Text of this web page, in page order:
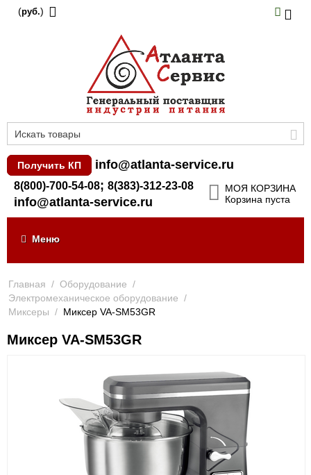
(руб.)
Получить КП info@atlanta-service.ru
8(800)-700-54-08; 8(383)-312-23-08
info@atlanta-service.ru
МОЯ КОРЗИНА
Корзина пуста
Меню
Главная / Оборудование /
Электромеханическое оборудование /
Миксеры / Миксер VA-SM53GR
Миксер VA-SM53GR